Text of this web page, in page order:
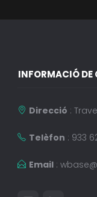
INFORMACIÓ DE
Direcció :
Telèfon : 933
Email: